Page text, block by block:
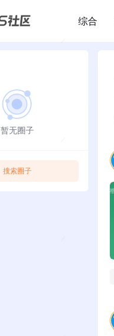
综合
暂无圈子
搜索圈子